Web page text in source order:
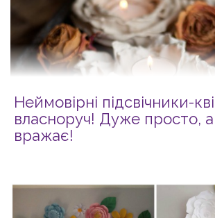
Неймовірні підсвічники-
власноруч! Дуже просто, а
вражає!